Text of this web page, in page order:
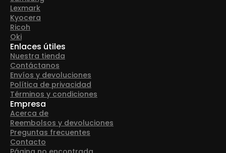
Lexmark
Kyocera
Ricoh
Oki
Enlaces útiles
Nuestra tienda
Contáctanos
Envíos y devoluciones
Política de privacidad
Términos y condiciones
Empresa
Acerca de
Reembolsos y devoluciones
Preguntas frecuentes
Contacto